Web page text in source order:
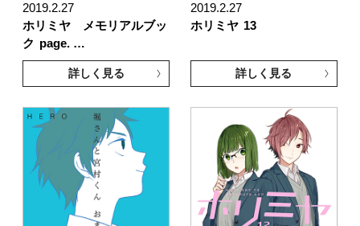
2019.2.27
ホリミヤ メモリアルブッ
ク page. …
詳しく見る
2019.2.27
ホリミヤ 13
詳しく見る